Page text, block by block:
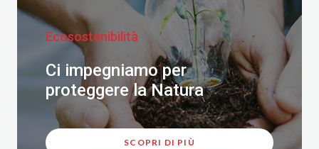
Ecosostenibilità
Ci impegniamo per
proteggere la Natura
SCOPRI DI PIÙ